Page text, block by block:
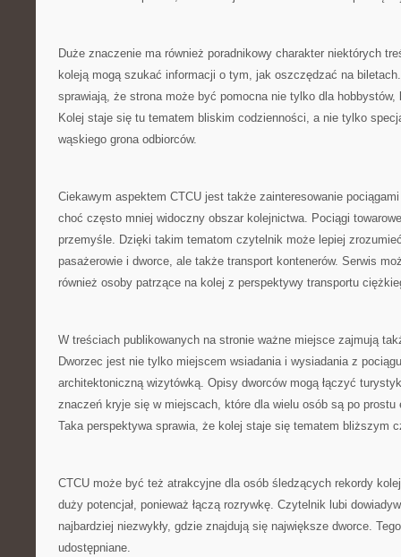
Duże znaczenie ma również poradnikowy charakter niektórych
koleją mogą szukać informacji o tym, jak oszczędzać na
sprawiają, że strona może być pomocna nie tylko dla
Kolej staje się tu tematem bliskim codzienności, a nie tylko
wąskiego grona odbiorców.
Ciekawym aspektem CTCU jest także zainteresowanie
choć często mniej widoczny obszar kolejnictwa. Pociągi
przemyśle. Dzięki takim tematom czytelnik może lepiej
pasażerowie i dworce, ale także transport kontenerów. Serwis
również osoby patrzące na kolej z perspektywy transportu
W treściach publikowanych na stronie ważne miejsce zajmują
Dworzec jest nie tylko miejscem wsiadania i wysiadania z
architektoniczną wizytówką. Opisy dworców mogą łączyć
znaczeń kryje się w miejscach, które dla wielu osób są po prostu
Taka perspektywa sprawia, że kolej staje się tematem bliższym
CTCU może być też atrakcyjne dla osób śledzących rekordy
duży potencjał, ponieważ łączą rozrywkę. Czytelnik lubi
najbardziej niezwykły, gdzie znajdują się największe dworce.
udostępniane.